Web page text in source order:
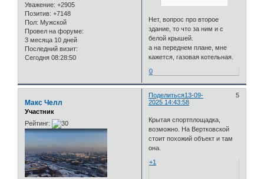
Уважение: +2905
Позитив: +7148
Пол: Мужской
Провел на форуме:
3 месяца 10 дней
Последний визит:
Сегодня 08:28:50
Нет, вопрос про второе
здание, то что за ним и с
белой крышей.
а на переднем плане, мне
кажется, газовая котельная.
0
Поделиться 5
13-09-
2025 14:43:58
Макс Челл
Участник
Рейтинг:
Крытая спортплощадка,
возможно. На Вертковской
стоит похожий объект и там
она.
+1